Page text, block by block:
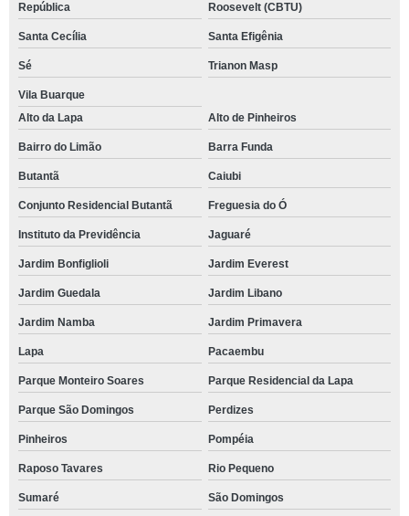
República Roosevelt (CBTU)
Santa Cecília Santa Efigênia
Sé Trianon Masp
Vila Buarque
Alto da Lapa
Alto de Pinheiros
Bairro do Limão Barra Funda
Butantã Caiubi
Conjunto Residencial Butantã Freguesia do Ó
Instituto da Previdência Jaguaré
Jardim Bonfiglioli Jardim Everest
Jardim Guedala Jardim Libano
Jardim Namba Jardim Primavera
Lapa Pacaembu
Parque Monteiro Soares Parque Residencial da Lapa
Parque São Domingos Perdizes
Pinheiros Pompéia
Raposo Tavares Rio Pequeno
Sumaré São Domingos